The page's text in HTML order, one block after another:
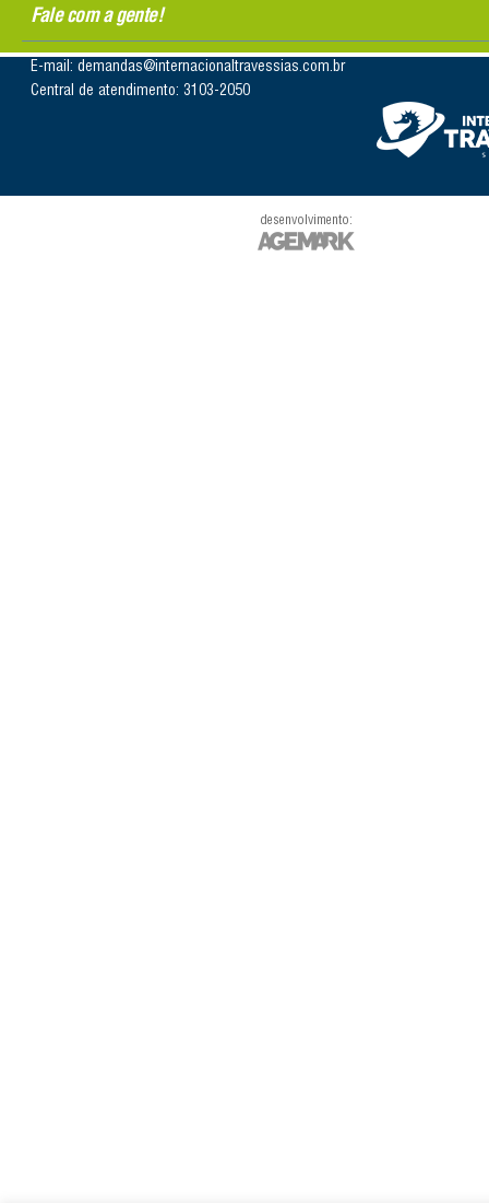
Fale com a gente!
E-mail: demandas@internacionaltravessias.com.br
Central de atendimento: 3103-2050
desenvolvimento: